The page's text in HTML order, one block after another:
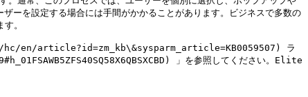
ーを設定する場合には手間がかかることがあります。ビジネスで多数の
。
hc/en/article?id=zm_kb\&sysparm_article=KB0059507) ラ
」を参照してください。Elite